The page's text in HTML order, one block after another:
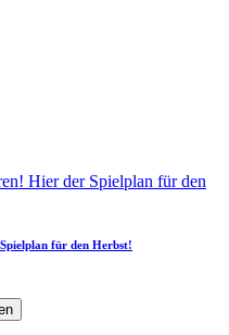
für den Herbst!